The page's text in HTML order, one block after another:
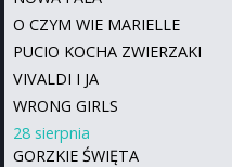
O CZYM WIE MARIELLE
PUCIO KOCHA ZWIERZAKI
VIVALDI I JA
WRONG GIRLS
28 sierpnia
GORZKIE ŚWIĘTA